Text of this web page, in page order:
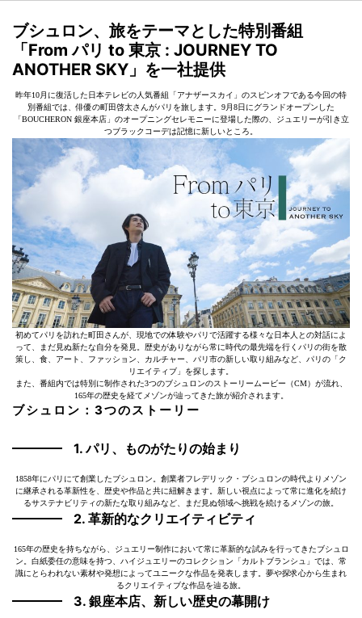
ブシュロン、旅をテーマとした特別番組
「From パリ to 東京 : JOURNEY TO
ANOTHER SKY」を一社提供
昨年10月に復活した日本テレビの人気番組「アナザースカイ」のスピンオフである今回の特
別番組では、俳優の町田啓太さんがパリを旅します。9月8日にグランドオープンした
「BOUCHERON 銀座本店」のオープニングセレモニーに登場した際の、ジュエリーが引き立
つブラックコーデは記憶に新しいところ。
初めてパリを訪れた町田さんが、現地での体験やパリで活躍する様々な日本人との対話によ
って、まだ見ぬ新たな自分を発見。歴史がありながら常に時代の最先端を行くパリの街を散
策し、食、アート、ファッション、カルチャー、パリ市の新しい取り組みなど、パリの「ク
リエイティブ」を探します。
また、番組内では特別に制作された3つのブシュロンのストーリームービー（CM）が流れ、
165年の歴史を経てメゾンが辿ってきた旅が紹介されます。
ブシュロン：3つのストーリー
1. パリ、ものがたりの始まり
1858年にパリにて創業したブシュロン。創業者フレデリック・ブシュロンの時代よりメゾン
に継承される革新性を、歴史や作品と共に紐解きます。新しい視点によって常に進化を続け
るサステナビリティの新たな取り組みなど、まだ見ぬ領域へ挑戦を続けるメゾンの旅。
2. 革新的なクリエイティビティ
165年の歴史を持ちながら、ジュエリー制作において常に革新的な試みを行ってきたブシュロ
ン。白紙委任の意味を持つ、ハイジュエリーのコレクション「カルトブランシュ」では、常
識にとらわれない素材や発想によってユニークな作品を発表します。夢や探求心から生まれ
るクリエイティブな作品を辿る旅。
3. 銀座本店、新しい歴史の幕開け